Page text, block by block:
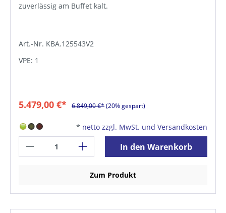
zuverlässig am Buffet kalt.
Art.-Nr. KBA.125543V2
VPE: 1
5.479,00 €* 6.849,00 €*(20% gespart)
* netto zzgl. MwSt. und Versandkosten
In den Warenkorb
Zum Produkt